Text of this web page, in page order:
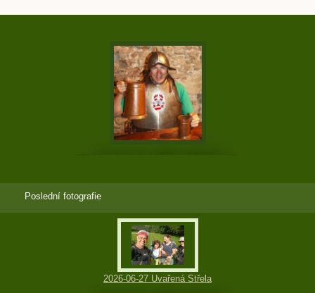
Poslední fotografie
2026-06-27 Uvařená Střela